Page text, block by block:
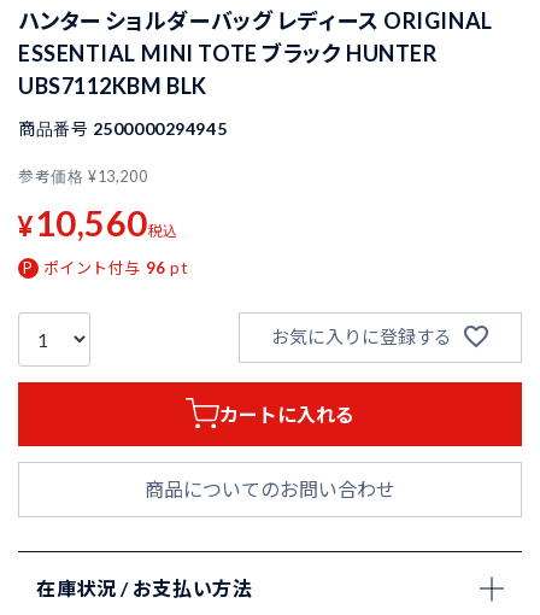
ハンター ショルダーバッグ レディース ORIGINAL
ESSENTIAL MINI TOTE ブラック HUNTER
UBS7112KBM BLK
商品番号 2500000294945
参考価格 ¥13,200
¥10,560税込
ポイント付与 96 pt
お気に入りに登録する
カートに入れる
商品についてのお問い合わせ
在庫状況 / お支払い方法